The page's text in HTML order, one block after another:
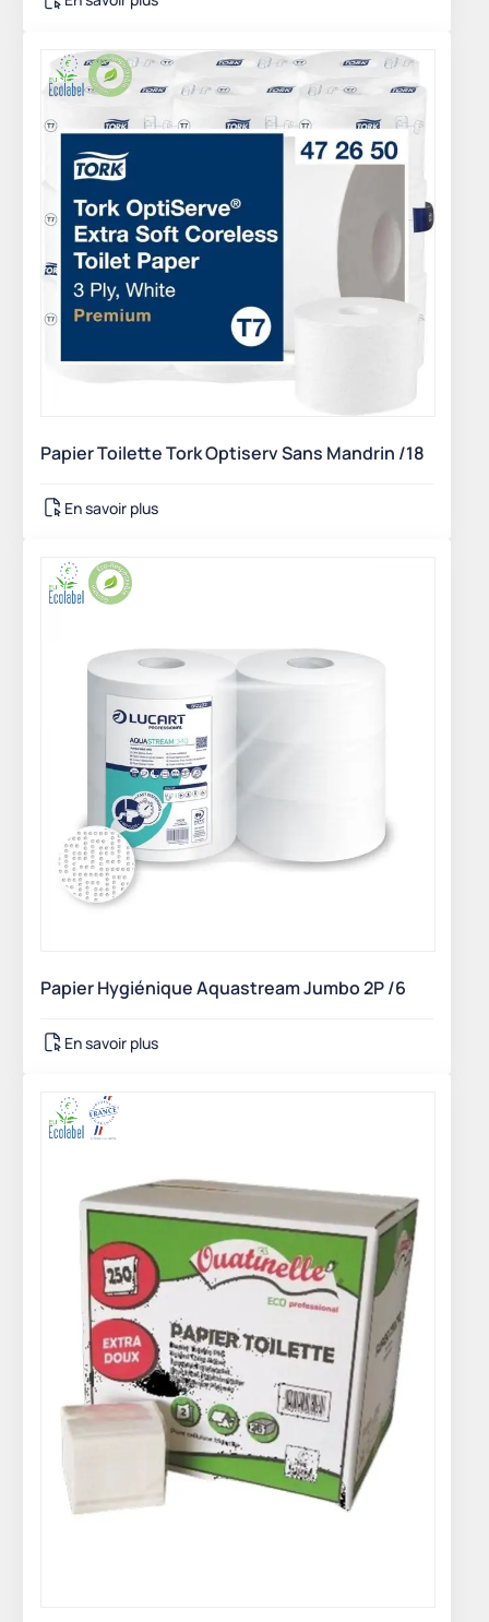
Papier Toilette Tork Optiserv Sans Mandrin /18
En savoir plus
Papier Hygiénique Aquastream Jumbo 2P /6
En savoir plus